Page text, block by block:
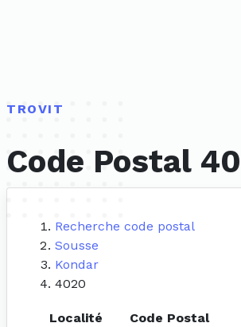
TROVIT
Code Postal
Recherche code postal
Sousse
Kondar
4020
Localité
Code Postal